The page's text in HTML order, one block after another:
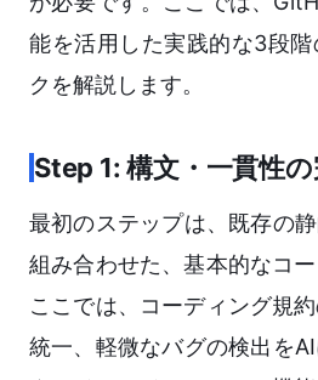
能を活用した実践的な3段
クを解説します。
Step 1: 構文・一貫性
最初のステップは、既存の
組み合わせた、基本的なコー
ここでは、コーディング規
統一、軽微なバグの検出を